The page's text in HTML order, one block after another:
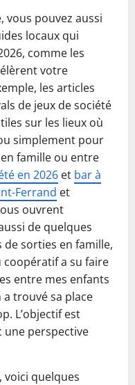
vous pouvez aussi
locaux qui
comme les
votre
les articles
de jeux de société
sur les lieux où
simplement pour
famille ou entre
en 2026 et bar à
Ferrand et
ouvrent
de quelques
sorties en famille,
a su faire
entre mes enfants
trouvé sa place
L’objectif est
une perspective
quelques